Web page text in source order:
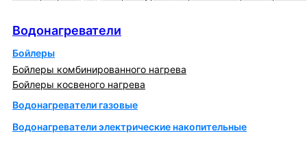
Водонагреватели
Бойлеры
Бойлеры комбинированного нагрева
Бойлеры косвеного нагрева
Водонагреватели газовые
Водонагреватели электрические накопительные